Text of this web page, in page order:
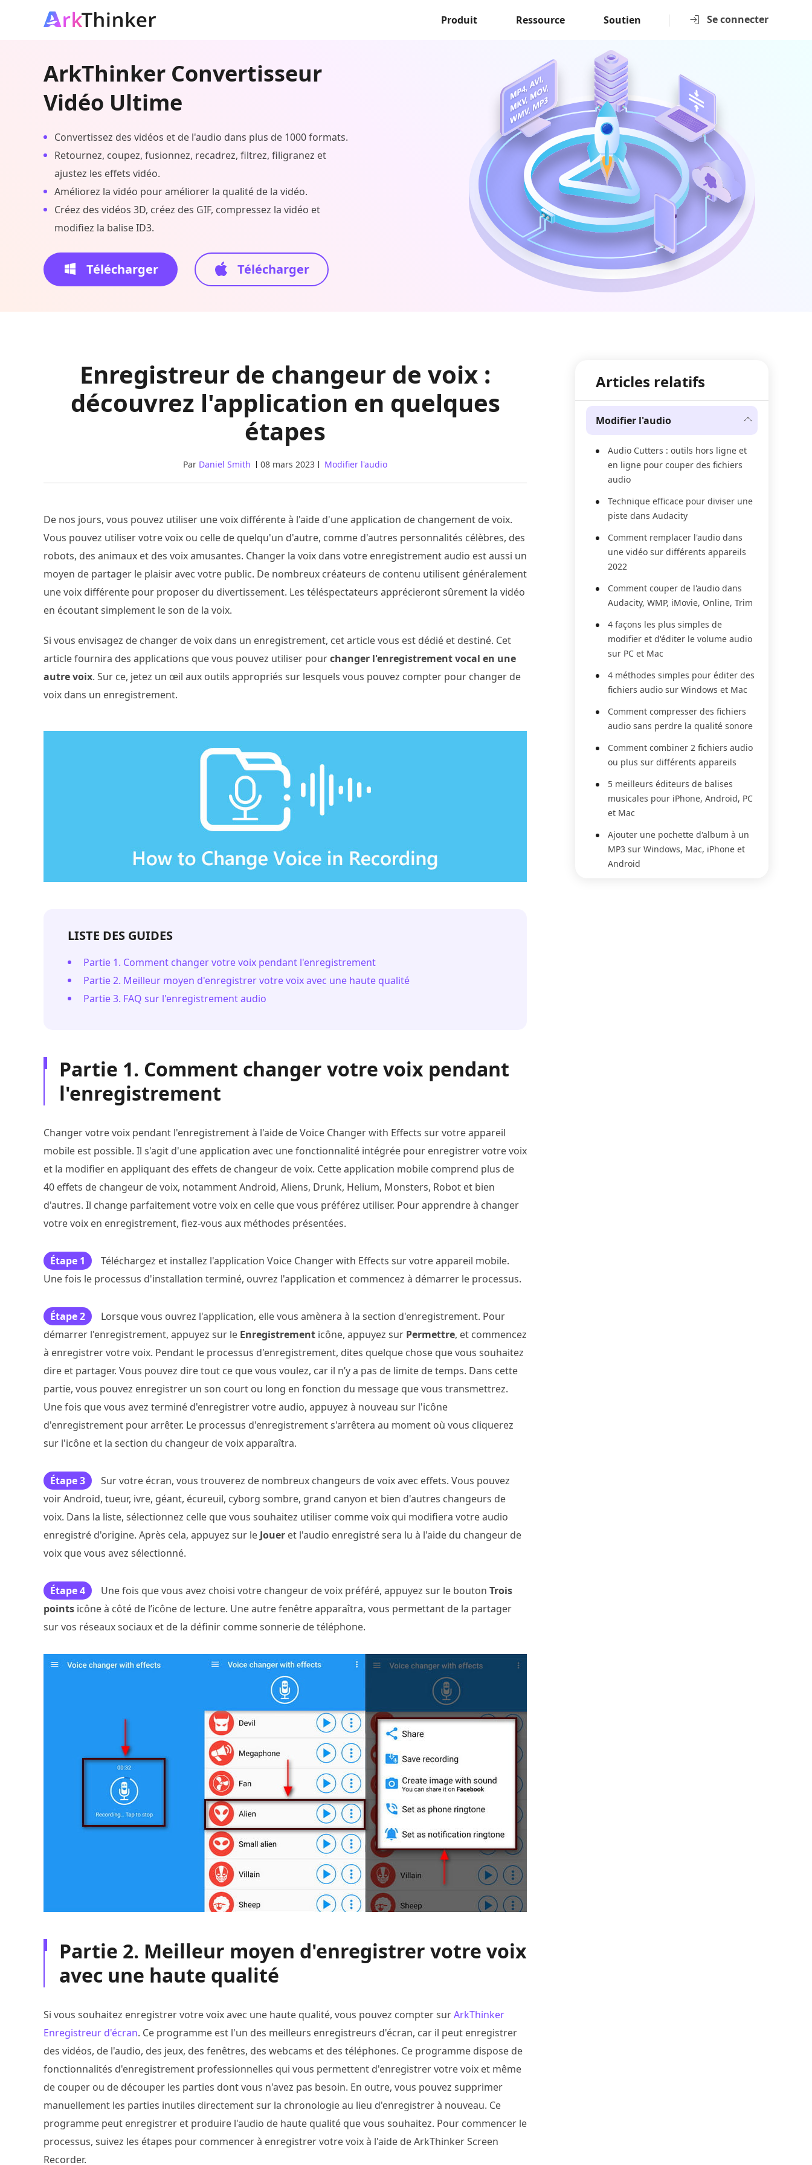
Se connecter
Produit Ressource Soutien
ArkThinker Convertisseur
Vidéo Ultime
Convertissez des vidéos et de l'audio dans plus de 1000 formats.
Retournez, coupez, fusionnez, recadrez, filtrez, filigranez et
ajustez les effets vidéo.
Améliorez la vidéo pour améliorer la qualité de la vidéo.
Créez des vidéos 3D, créez des GIF, compressez la vidéo et
modifiez la balise ID3.
Télécharger Télécharger
Enregistreur de changeur de voix :
découvrez l'application en quelques
étapes
Par Daniel Smith 08 mars 2023 Modifier l'audio
De nos jours, vous pouvez utiliser une voix différente à l'aide d'une application de changement de voix.
Vous pouvez utiliser votre voix ou celle de quelqu'un d'autre, comme d'autres personnalités célèbres, des
robots, des animaux et des voix amusantes. Changer la voix dans votre enregistrement audio est aussi un
moyen de partager le plaisir avec votre public. De nombreux créateurs de contenu utilisent généralement
une voix différente pour proposer du divertissement. Les téléspectateurs apprécieront sûrement la vidéo
en écoutant simplement le son de la voix.
Si vous envisagez de changer de voix dans un enregistrement, cet article vous est dédié et destiné. Cet
article fournira des applications que vous pouvez utiliser pourchanger l'enregistrement vocal en une
autre voix. Sur ce, jetez un œil aux outils appropriés sur lesquels vous pouvez compter pour changer de
voix dans un enregistrement.
LISTE DES GUIDES
Partie 1. Comment changer votre voix pendant l'enregistrement
Partie 2. Meilleur moyen d'enregistrer votre voix avec une haute qualité
Partie 3. FAQ sur l'enregistrement audio
Partie 1. Comment changer votre voix pendant
l'enregistrement
Changer votre voix pendant l'enregistrement à l'aide de Voice Changer with Effects sur votre appareil
mobile est possible. Il s'agit d'une application avec une fonctionnalité intégrée pour enregistrer votre voix
et la modifier en appliquant des effets de changeur de voix. Cette application mobile comprend plus de
40 effets de changeur de voix, notamment Android, Aliens, Drunk, Helium, Monsters, Robot et bien
d'autres. Il change parfaitement votre voix en celle que vous préférez utiliser. Pour apprendre à changer
votre voix en enregistrement, fiez-vous aux méthodes présentées.
Étape 1
Téléchargez et installez l'application Voice Changer with Effects sur votre appareil mobile.
Une fois le processus d'installation terminé, ouvrez l'application et commencez à démarrer le processus.
Étape 2
Lorsque vous ouvrez l'application, elle vous amènera à la section d'enregistrement. Pour
démarrer l'enregistrement, appuyez sur le Enregistrement icône, appuyez sur Permettre, et commencez
à enregistrer votre voix. Pendant le processus d'enregistrement, dites quelque chose que vous souhaitez
dire et partager. Vous pouvez dire tout ce que vous voulez, car il n’y a pas de limite de temps. Dans cette
partie, vous pouvez enregistrer un son court ou long en fonction du message que vous transmettrez.
Une fois que vous avez terminé d'enregistrer votre audio, appuyez à nouveau sur l'icône
d'enregistrement pour arrêter. Le processus d'enregistrement s'arrêtera au moment où vous cliquerez
sur l'icône et la section du changeur de voix apparaîtra.
Étape 3
Sur votre écran, vous trouverez de nombreux changeurs de voix avec effets. Vous pouvez
voir Android, tueur, ivre, géant, écureuil, cyborg sombre, grand canyon et bien d'autres changeurs de
voix. Dans la liste, sélectionnez celle que vous souhaitez utiliser comme voix qui modifiera votre audio
enregistré d'origine. Après cela, appuyez sur le Jouer et l'audio enregistré sera lu à l'aide du changeur de
voix que vous avez sélectionné.
Étape 4 Une fois que vous avez choisi votre changeur de voix préféré, appuyez sur le bouton Trois
points icône à côté de l’icône de lecture. Une autre fenêtre apparaîtra, vous permettant de la partager
sur vos réseaux sociaux et de la définir comme sonnerie de téléphone.
Partie 2. Meilleur moyen d'enregistrer votre voix
avec une haute qualité
Si vous souhaitez enregistrer votre voix avec une haute qualité, vous pouvez compter surArkThinker
Enregistreur d'écran. Ce programme est l'un des meilleurs enregistreurs d'écran, car il peut enregistrer
des vidéos, de l'audio, des jeux, des fenêtres, des webcams et des téléphones. Ce programme dispose de
fonctionnalités d'enregistrement professionnelles qui vous permettent d'enregistrer votre voix et même
de couper ou de découper les parties dont vous n'avez pas besoin. En outre, vous pouvez supprimer
manuellement les parties inutiles directement sur la chronologie au lieu d'enregistrer à nouveau. Ce
programme peut enregistrer et produire l'audio de haute qualité que vous souhaitez. Pour commencer le
processus, suivez les étapes pour commencer à enregistrer votre voix à l'aide de ArkThinker Screen
Recorder.
Articles relatifs
Modifier l'audio
Audio Cutters : outils hors ligne et
en ligne pour couper des fichiers
audio
Technique efficace pour diviser une
piste dans Audacity
Comment remplacer l'audio dans
une vidéo sur différents appareils
2022
Comment couper de l'audio dans
Audacity, WMP, iMovie, Online, Trim
4 façons les plus simples de
modifier et d'éditer le volume audio
sur PC et Mac
4 méthodes simples pour éditer des
fichiers audio sur Windows et Mac
Comment compresser des fichiers
audio sans perdre la qualité sonore
Comment combiner 2 fichiers audio
ou plus sur différents appareils
5 meilleurs éditeurs de balises
musicales pour iPhone, Android, PC
et Mac
Ajouter une pochette d'album à un
MP3 sur Windows, Mac, iPhone et
Android